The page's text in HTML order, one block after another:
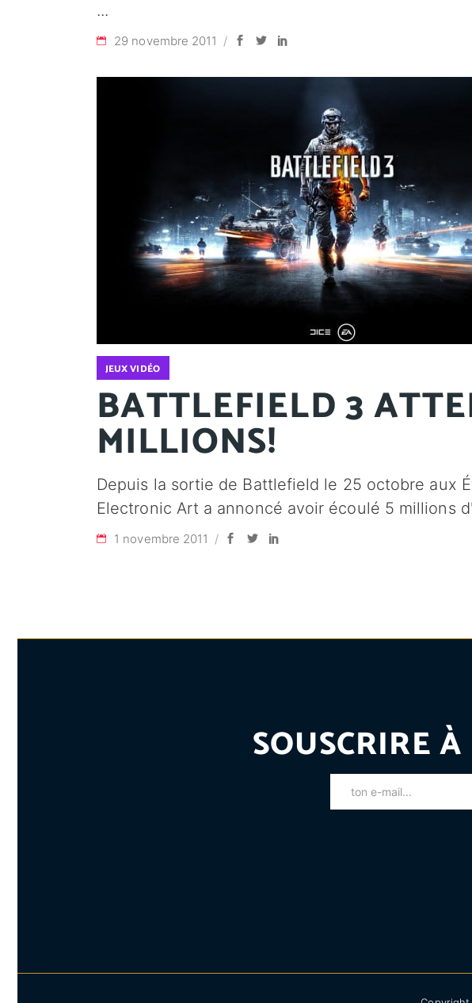
29 novembre 2011
JEUX VIDÉO
BATTLEFIELD 3
MILLIONS!
Depuis la sortie de Battlefield le 25 octobre aux
Electronic Art a annoncé avoir écoulé 5 millions
1 novembre 2011
SOUSCRIRE